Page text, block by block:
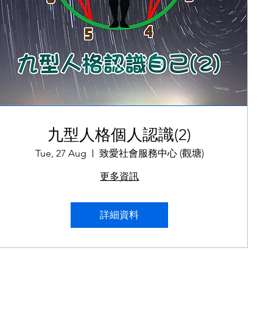
九型人格個人認識(2)
Tue, 27 Aug
致愛社會服務中心 (觀塘)
更多資訊
詳細資料